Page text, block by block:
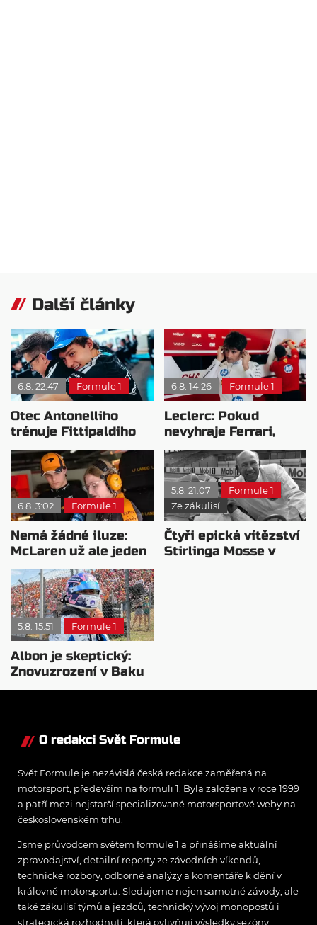
Další články
6.8. 22:47 Formule 1
Otec Antonelliho
trénuje Fittipaldiho
syna: Brazilec
vychvaluje lídra
6.8. 14:26 Formule 1
Leclerc: Pokud
nevyhraje Ferrari,
přeji titul
Antonellimu
6.8. 3:02 Formule 1
Nemá žádné iluze:
McLaren už ale jeden
návrat ze dna dokázal
5.8. 21:07
Formule 1
Ze zákulisí
Čtyři epická vítězství
Stirlinga Mosse v
5.8. 15:51 Formule 1
Albon je skeptický:
Znovuzrození v Baku
nepovažuje za reálne
O redakci Svět Formule
Svět Formule je nezávislá česká redakce zaměřená na
motorsport, především na formuli 1. Byla založena v roce 1999
a patří mezi nejstarší specializované motorsportové weby na
československém trhu.
Jsme průvodcem světem formule 1 a přinášíme aktuální
zpravodajství, detailní reporty ze závodních víkendů,
technické rozbory, odborné analýzy a komentáře k dění v
královně motorsportu. Sledujeme nejen samotné závody, ale
také zákulisí týmů a jezdců, technický vývoj monopostů i
strategická rozhodnutí, která ovlivňují výsledky sezóny.